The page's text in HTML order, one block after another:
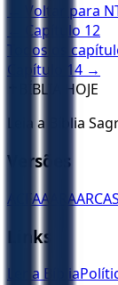
← Voltar para
← Capítulo 12
Todos os
Capítulo
14 →
BÍBLIA HOJE
Leia a Bíblia
Versões
ACFAA ARAARC
Links
Ler a Bíblia